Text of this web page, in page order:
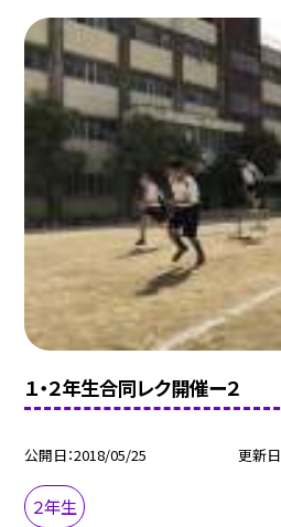
１・２年生合同レク開催ー２
公開日 2018/05/25 更新日
２年生